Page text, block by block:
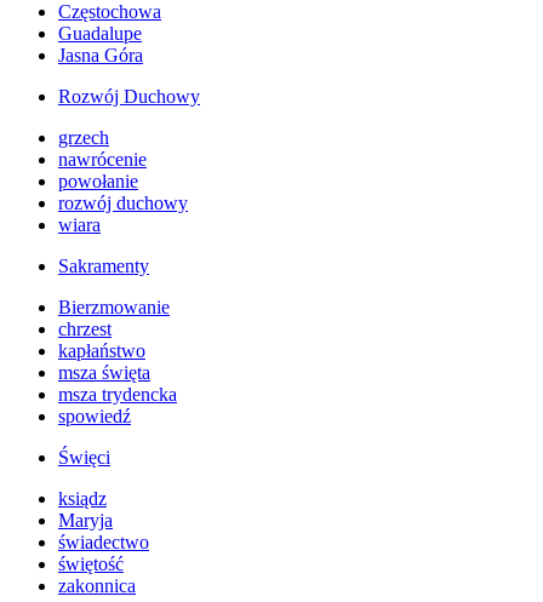
Częstochowa
Guadalupe
Jasna Góra
Rozwój Duchowy
grzech
nawrócenie
powołanie
rozwój duchowy
wiara
Sakramenty
Bierzmowanie
chrzest
kapłaństwo
msza święta
msza trydencka
spowiedź
Święci
ksiądz
Maryja
świadectwo
świętość
zakonnica